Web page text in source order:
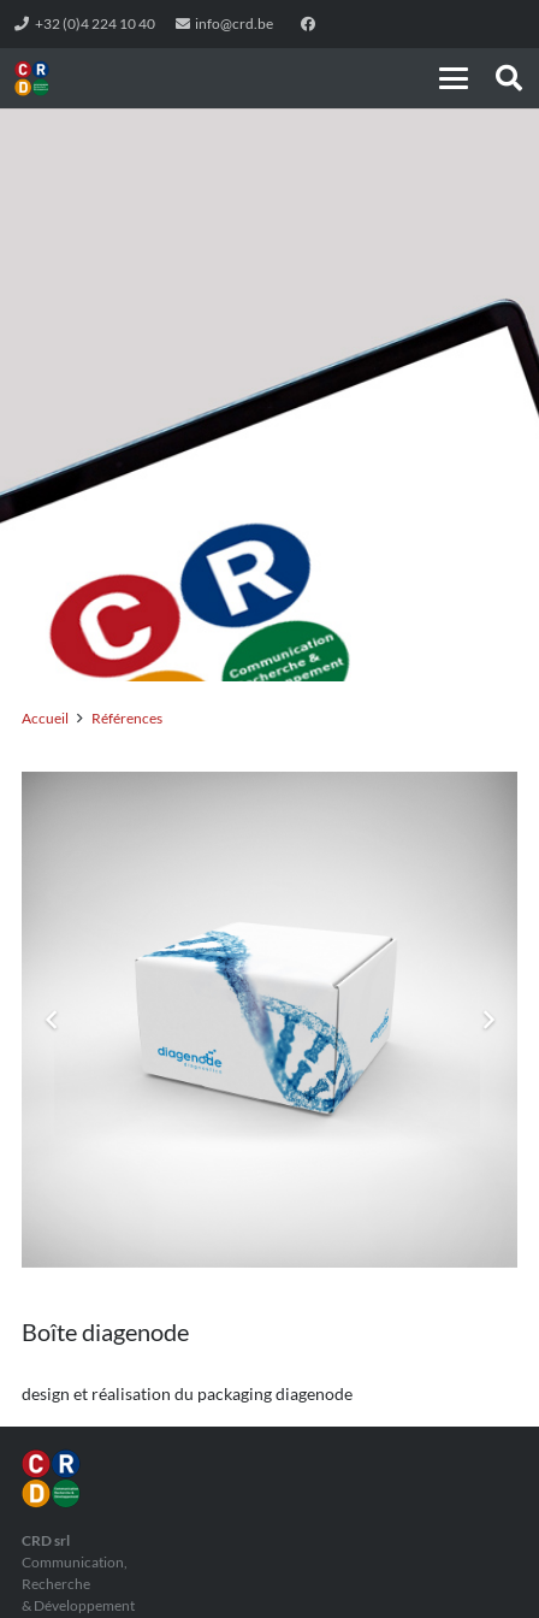
+32 (0)4 224 10 40 info@crd.be
Accueil Références
Boîte diagenode
design et réalisation du packaging diagenode
CRD srl
Communication,
Recherche
& Développement